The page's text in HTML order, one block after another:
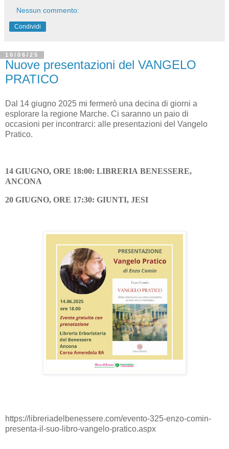
Nessun commento:
Condividi
10/06/25
Nuove presentazioni del VANGELO
PRATICO
Dal 14 giugno 2025 mi fermerò una decina di giorni a
esplorare la regione Marche. Ci saranno un paio di
occasioni per incontrarci: alle presentazioni del Vangelo
Pratico.
14 GIUGNO, ORE 18:00: LIBRERIA BENESSERE,
ANCONA
20 GIUGNO, ORE 17:30: GIUNTI, JESI
https://libreriadelbenessere.com/evento-325-enzo-comin-
presenta-il-suo-libro-vangelo-pratico.aspx